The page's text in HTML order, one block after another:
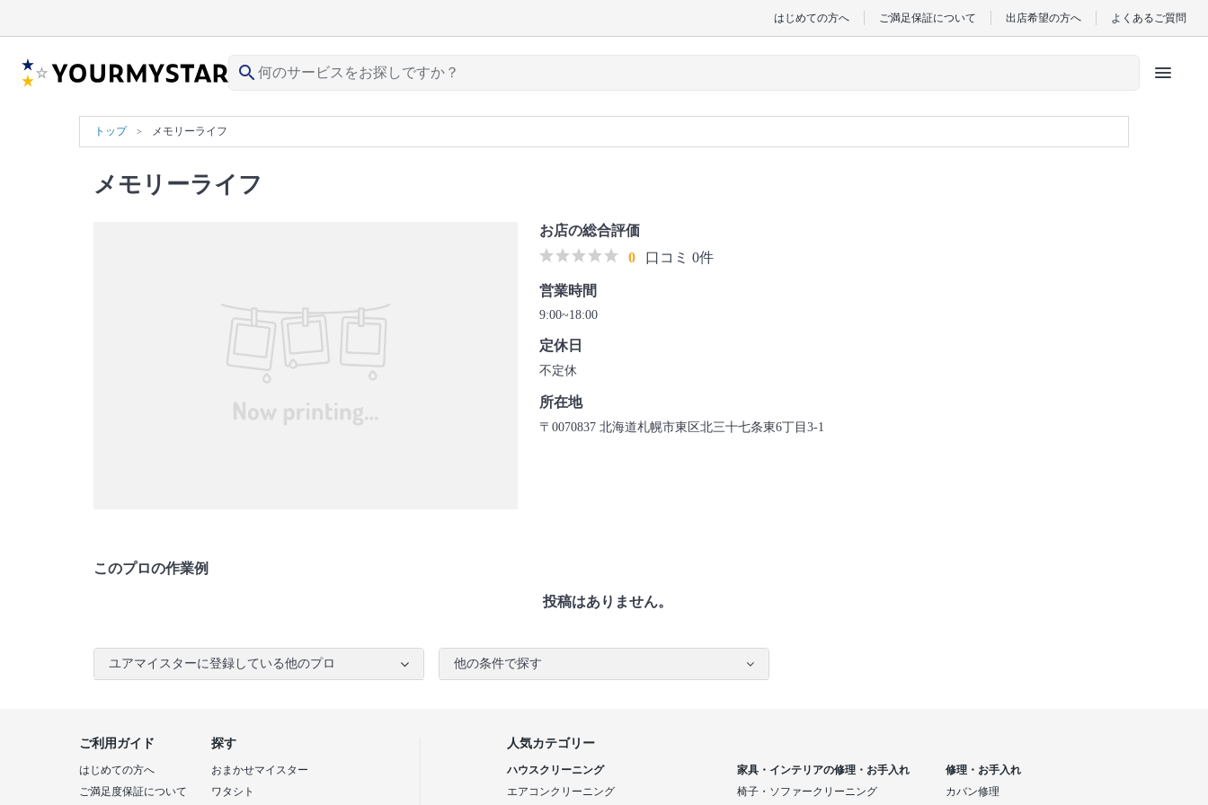
はじめての方へ ご満足保証について 出店希望の方へ よくあるご質問
search menu
トップ メモリーライフ
メモリーライフ
お店の総合評価
0
口コミ 0件
営業時間
9:00~18:00
定休日
不定休
所在地
〒0070837 北海道札幌市東区北三十七条東6丁目3-1
このプロの作業例
投稿はありません。
ユアマイスターに登録している他のプロ 他の条件で探す
探す
おまかせマイスター
ワタシト
ご利用ガイド
はじめての方へ
ご満足度保証について
人気カテゴリー
ハウスクリーニング
エアコンクリーニング
家具・インテリアの修理・お手入れ
椅子・ソファークリーニング
修理・お手入れ
カバン修理